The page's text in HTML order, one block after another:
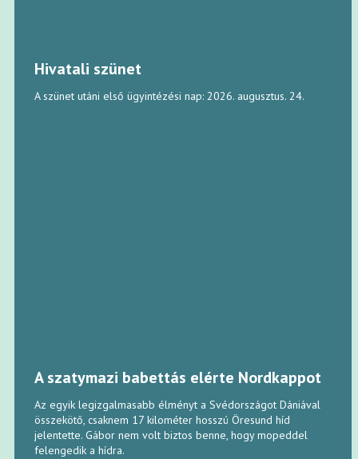
Hivatali szünet
A szünet utáni első ügyintézési nap: 2026. augusztus. 24.
A szatymazi babettás elérte Nordkappot
Az egyik legizgalmasabb élményt a Svédországot Dániával
összekötő, csaknem 17 kilométer hosszú Öresund híd
jelentette. Gábor nem volt biztos benne, hogy mopeddel
felengedik a hídra.